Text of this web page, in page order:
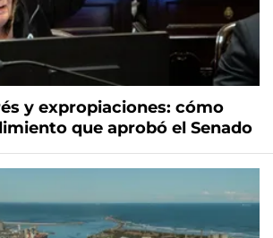
y expropiaciones: cómo
que aprobó el Senado